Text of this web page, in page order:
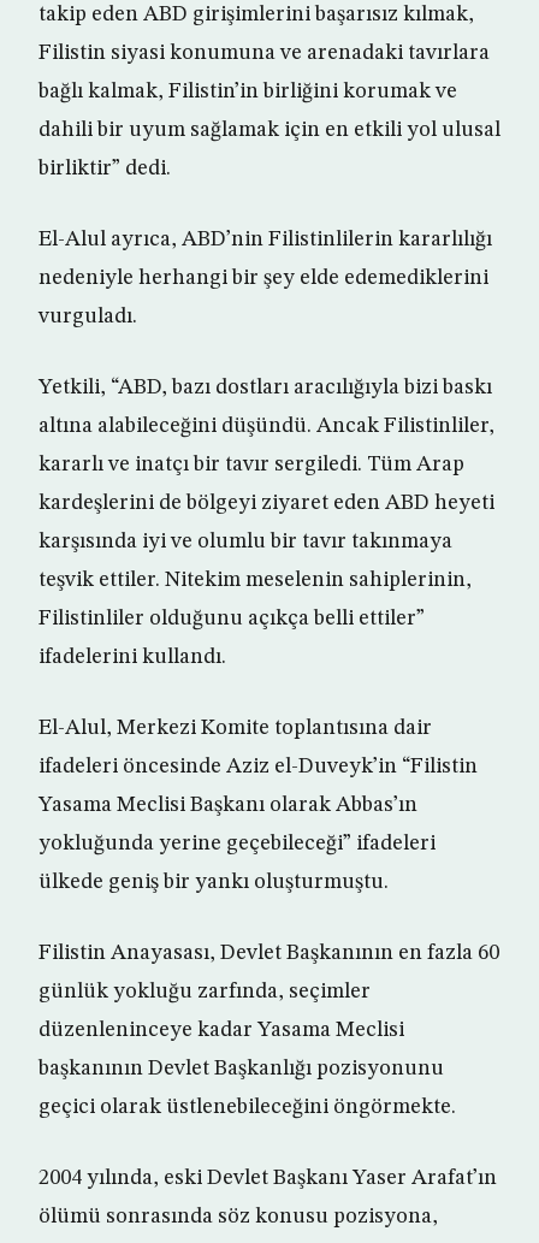
takip eden ABD girişimlerini başarısız kılmak,
Filistin siyasi konumuna ve arenadaki tavırlara
bağlı kalmak, Filistin’in birliğini korumak ve
dahili bir uyum sağlamak için en etkili yol ulusal
birliktir” dedi.
El-Alul ayrıca, ABD’nin Filistinlilerin kararlılığı
nedeniyle herhangi bir şey elde edemediklerini
vurguladı.
Yetkili, “ABD, bazı dostları aracılığıyla bizi baskı
altına alabileceğini düşündü. Ancak Filistinliler,
kararlı ve inatçı bir tavır sergiledi. Tüm Arap
kardeşlerini de bölgeyi ziyaret eden ABD heyeti
karşısında iyi ve olumlu bir tavır takınmaya
teşvik ettiler. Nitekim meselenin sahiplerinin,
Filistinliler olduğunu açıkça belli ettiler”
ifadelerini kullandı.
El-Alul, Merkezi Komite toplantısına dair
ifadeleri öncesinde Aziz el-Duveyk’in “Filistin
Yasama Meclisi Başkanı olarak Abbas’ın
yokluğunda yerine geçebileceği” ifadeleri
ülkede geniş bir yankı oluşturmuştu.
Filistin Anayasası, Devlet Başkanının en fazla 60
günlük yokluğu zarfında, seçimler
düzenleninceye kadar Yasama Meclisi
başkanının Devlet Başkanlığı pozisyonunu
geçici olarak üstlenebileceğini öngörmekte.
2004 yılında, eski Devlet Başkanı Yaser Arafat’ın
ölümü sonrasında söz konusu pozisyona,